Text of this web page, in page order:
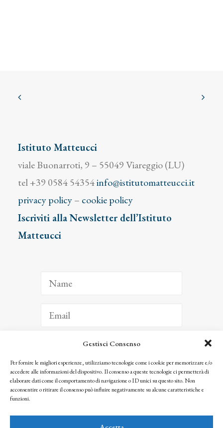
Gestisci Consenso
Per fornire le migliori esperienze, utilizziamo tecnologie come i cookie per memorizzare e/o
accedere alle informazioni del dispositivo. Il consenso a queste tecnologie ci permetterà di
elaborare dati come il comportamento di navigazione o ID unici su questo sito. Non
acconsentire o ritirare il consenso può influire negativamente su alcune caratteristiche e
funzioni.
Istituto Matteucci
viale Buonarroti, 9 – 55049 Viareggio (LU)
tel +39 0584 54354info@istitutomatteucci.it
privacy policy– cookie policy
Iscriviti alla Newsletter dell’Istituto
Matteucci
ISCRIVITI
Facendo clic per iscriverti, riconosci che le tue informazioni saranno trattate
seguendo la nostra Privacy Policy
© 2025 Istituto Matteucci. All right reserved
l’autorizzazione scritta dei proprietari dei diritti e dell’Istituto Matteucci